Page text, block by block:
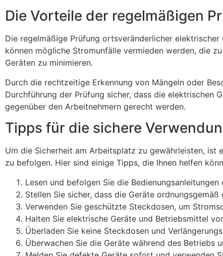
Die Vorteile der regelmäßigen
Die regelmäßige Prüfung ortsveränderlicher
können mögliche Stromunfälle vermieden werden, die
Geräten zu minimieren.
Durch die rechtzeitige Erkennung von Mängeln oder
Durchführung der Prüfung sicher, dass die elektrischen
gegenüber den Arbeitnehmern gerecht werden.
Tipps für die sichere
Um die Sicherheit am Arbeitsplatz zu gewährleisten, ist
zu befolgen. Hier sind einige Tipps, die Ihnen helfen
Lesen und befolgen Sie die
Stellen Sie sicher, dass die Geräte ordnungsgemäß
Verwenden Sie geschützte Steckdosen, um
Halten Sie elektrische Geräte und Betriebsmittel
Überladen Sie keine Steckdosen und
Überwachen Sie die Geräte während des Betriebs